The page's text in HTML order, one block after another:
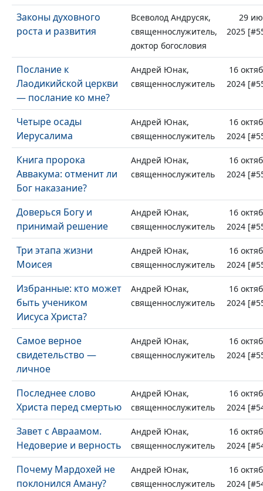
Законы духовного
роста и развития
Всеволод Андрусяк,
священнослужитель,
доктор богословия
29
2025
Послание к
Лаодикийской церкви
— послание ко мне?
Андрей Юнак,
священнослужитель
16
2024
Четыре осады
Иерусалима
Андрей Юнак,
священнослужитель
16
2024
Книга пророка
Аввакума: отменит ли
Бог наказание?
Андрей Юнак,
священнослужитель
16
2024
Доверься Богу и
принимай решение
Андрей Юнак,
священнослужитель
16
2024
Три этапа жизни
Моисея
Андрей Юнак,
священнослужитель
16
2024
Избранные: кто может
быть учеником
Иисуса Христа?
Андрей Юнак,
священнослужитель
16
2024
Самое верное
свидетельство —
личное
Андрей Юнак,
священнослужитель
16
2024
Последнее слово
Христа перед смертью
Андрей Юнак,
священнослужитель
16
2024
Завет с Авраамом.
Недоверие и верность
Андрей Юнак,
священнослужитель
16
2024
Почему Мардохей не
поклонился Аману?
Андрей Юнак,
священнослужитель
16
2024